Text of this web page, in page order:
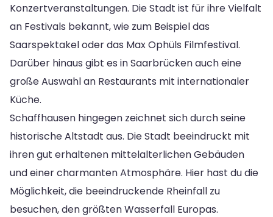
Konzertveranstaltungen. Die Stadt ist für ihre Vielfalt
an Festivals bekannt, wie zum Beispiel das
Saarspektakel oder das Max Ophüls Filmfestival.
Darüber hinaus gibt es in Saarbrücken auch eine
große Auswahl an Restaurants mit internationaler
Küche.
Schaffhausen hingegen zeichnet sich durch seine
historische Altstadt aus. Die Stadt beeindruckt mit
ihren gut erhaltenen mittelalterlichen Gebäuden
und einer charmanten Atmosphäre. Hier hast du die
Möglichkeit, die beeindruckende Rheinfall zu
besuchen, den größten Wasserfall Europas.